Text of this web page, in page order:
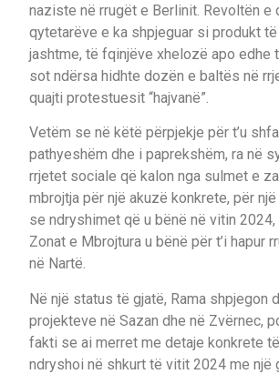
naziste në rrugët e Berlinit. Revoltën e
qytetarëve e ka shpjeguar si produkt
jashtme, të fqinjëve xhelozë apo edhe
sot ndërsa hidhte dozën e baltës në
quajti protestuesit “hajvanë”.
Vetëm se në këtë përpjekje për t’u
pathyeshëm dhe i paprekshëm, ra në
rrjetet sociale që kalon nga sulmet e
mbrojtja për një akuzë konkrete, për
se ndryshimet që u bënë në vitin
Zonat e Mbrojtura u bënë për t’i hapur
në Nartë.
Në një status të gjatë, Rama shpjegon
projekteve në Sazan dhe në Zvërnec,
fakti se ai merret me detaje konkrete
ndryshoi në shkurt të vitit 2024 me një